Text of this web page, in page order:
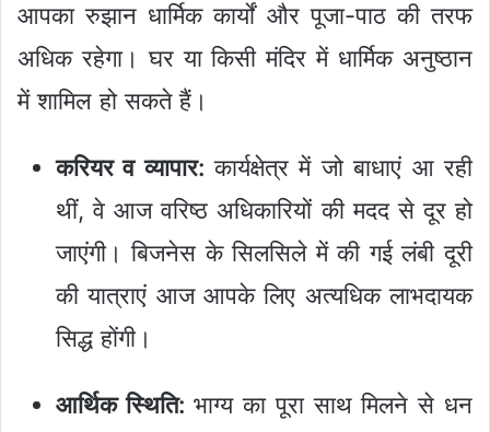
आपका रुझान धार्मिक कार्यों और पूजा-पाठ की तरफ
अधिक रहेगा। घर या किसी मंदिर में धार्मिक अनुष्ठान
में शामिल हो सकते हैं।
करियर व व्यापार: कार्यक्षेत्र में जो बाधाएं आ रही
थीं, वे आज वरिष्ठ अधिकारियों की मदद से दूर हो
जाएंगी। बिजनेस के सिलसिले में की गई लंबी दूरी
की यात्राएं आज आपके लिए अत्यधिक लाभदायक
सिद्ध होंगी।
आर्थिक स्थिति: भाग्य का पूरा साथ मिलने से धन